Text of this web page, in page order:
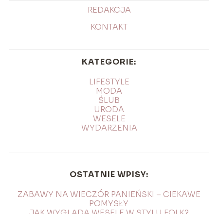
REDAKCJA
KONTAKT
KATEGORIE:
LIFESTYLE
MODA
ŚLUB
URODA
WESELE
WYDARZENIA
OSTATNIE WPISY:
ZABAWY NA WIECZÓR PANIEŃSKI – CIEKAWE
POMYSŁY